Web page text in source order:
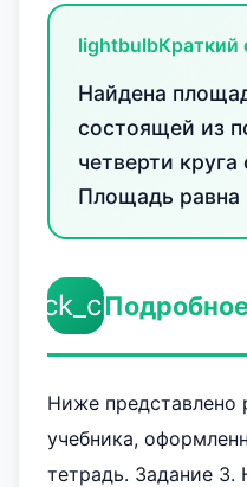
lightbulbКраткий
Найдена
состоящей из
четверти
Площадь равна
Ниже представлено
учебника,
тетрадь. Задание